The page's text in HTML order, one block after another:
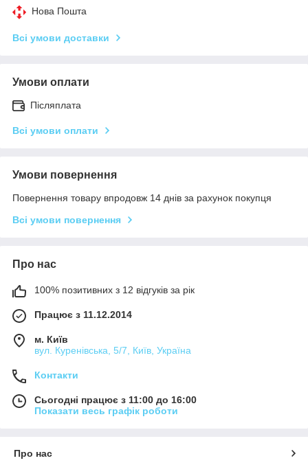
Нова Пошта
Всі умови доставки
Умови оплати
Післяплата
Всі умови оплати
Умови повернення
Повернення товару впродовж 14 днів за рахунок покупця
Всі умови повернення
Про нас
100% позитивних з 12 відгуків за рік
Працює з 11.12.2014
м. Київ
вул. Куренівська, 5/7, Київ, Україна
Контакти
Сьогодні працює з 11:00 до 16:00
Показати весь графік роботи
Про нас